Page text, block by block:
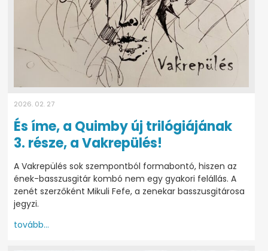
2026. 02. 27
És íme, a Quimby új trilógiájának
3. része, a Vakrepülés!
A Vakrepülés sok szempontból formabontó, hiszen az
ének-basszusgitár kombó nem egy gyakori felállás. A
zenét szerzőként Mikuli Fefe, a zenekar basszusgitárosa
jegyzi.
tovább...